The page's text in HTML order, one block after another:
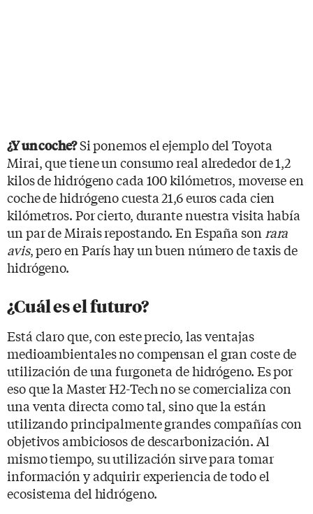
¿Y un coche?Si ponemos el ejemplo del Toyota
Mirai, que tiene un consumo real alrededor de 1,2
kilos de hidrógeno cada 100 kilómetros, moverse en
coche de hidrógeno cuesta 21,6 euros cada cien
kilómetros. Por cierto, durante nuestra visita había
un par de Mirais repostando. En España son rara
avis, pero en París hay un buen número de taxis de
hidrógeno.
¿Cuál es el futuro?
Está claro que, con este precio, las ventajas
medioambientales no compensan el gran coste de
utilización de una furgoneta de hidrógeno. Es por
eso que la Master H2-Tech no se comercializa con
una venta directa como tal, sino que la están
utilizando principalmente grandes compañías con
objetivos ambiciosos de descarbonización. Al
mismo tiempo, su utilización sirve para tomar
información y adquirir experiencia de todo el
ecosistema del hidrógeno.